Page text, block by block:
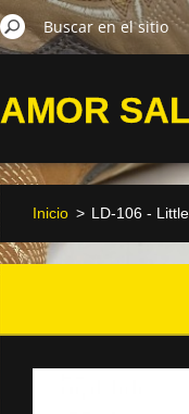
AMOR
Inicio > LD-106 -